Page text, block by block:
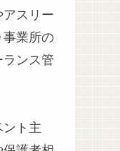
スリー
事業所の
ンス管
ント主